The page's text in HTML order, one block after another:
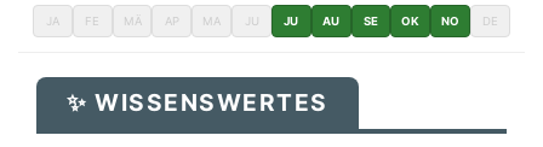
JA FE MÄ AP MA JU JU AU SE OK NO DE
✨ WISSENSWERTES